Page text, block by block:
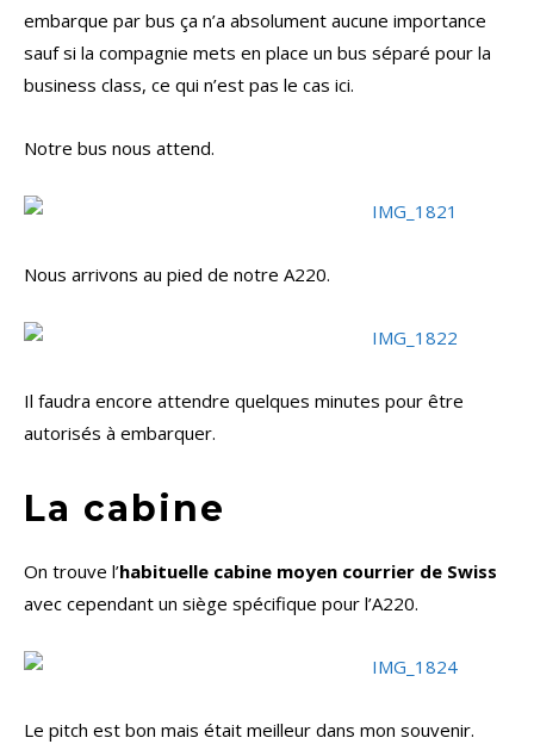
embarque par bus ça n’a absolument aucune importance
sauf si la compagnie mets en place un bus séparé pour la
business class, ce qui n’est pas le cas ici.
Notre bus nous attend.
Nous arrivons au pied de notre A220.
Il faudra encore attendre quelques minutes pour être
autorisés à embarquer.
La cabine
On trouve l’habituelle cabine moyen courrier de Swiss
avec cependant un siège spécifique pour l’A220.
Le pitch est bon mais était meilleur dans mon souvenir.